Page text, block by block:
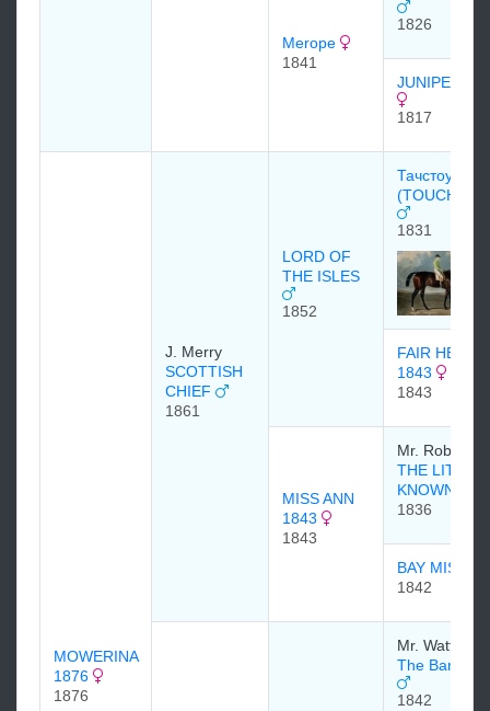
Merope
1841
1826
JUNIPER
1817
MOWERINA
1876
1876
J. Merry
SCOTTISH
CHIEF
1861
LORD OF
THE ISLES
1852
Тачстоун
1831
FAIR HELEN
1843
1843
MISS ANN
1843
1843
Mr.
THE LITTLE
KNOWN
1836
BAY MISSY
1842
Mr. Watts
The Baron
1842